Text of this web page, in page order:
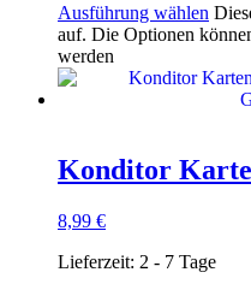
Ausführung wählen
auf. Die Optionen
werden
Konditor
8,99 €
Lieferzeit: 2 - 7 Tage